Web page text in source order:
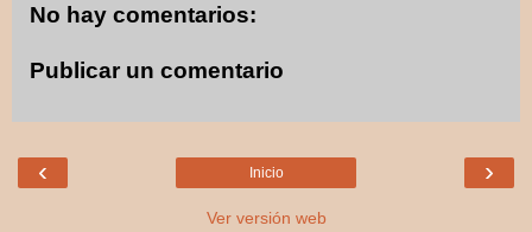
No hay comentarios:
Publicar un comentario
‹ ›
Inicio
Ver versión web